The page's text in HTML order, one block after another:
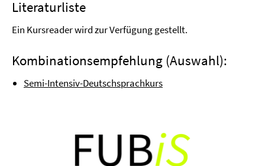
Literaturliste
Ein Kursreader wird zur Verfügung gestellt.
Kombinationsempfehlung (Auswahl):
Semi-Intensiv-Deutschsprachkurs